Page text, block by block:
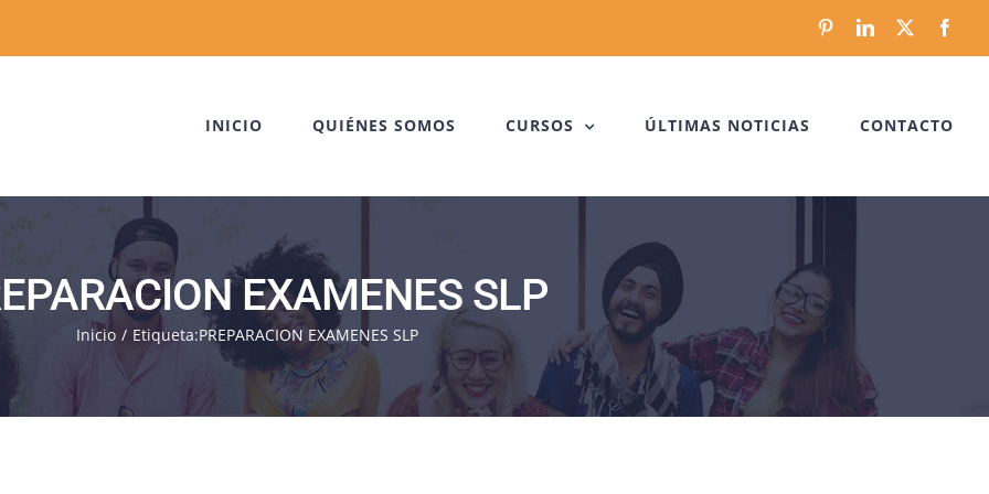
PinterestLinkedIn
INICIO QUIÉNES SOMOS CURSOS ÚLTIMAS NOTICIAS CONTACTO
EXAMENES SLP
Inicio Etiqueta:PREPARACION EXAMENES SLP